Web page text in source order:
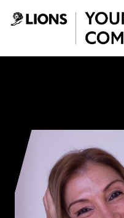
Saltar al contenido principal